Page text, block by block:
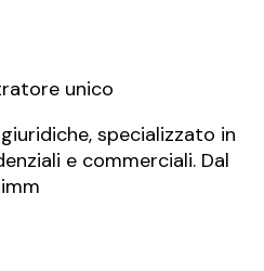
unico
specializzato in
e commerciali. Dal